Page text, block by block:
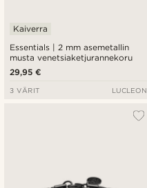
Essentials | 2 mm asemetallin
musta venetsiaketjurannekoru
Kaiverra
29,95 €
3 VÄRIT LUCLEON